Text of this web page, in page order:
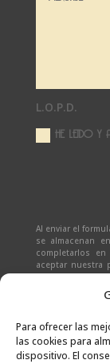
Para ofrecer las
las cookies para
dispositivo. El
L.O.P.D.
HE LEIDO
Al enviar el
se almacenan
completarlos
aceptar nuestra
Ivan Zabalza |
Legitimación:
(datos
y olvido de tus